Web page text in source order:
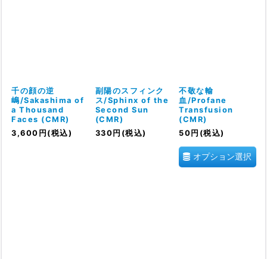
千の顔の逆
嶋/Sakashima of
a Thousand
Faces (CMR)
3,600 円 (税込)
副陽のスフィンク
ス/Sphinx of the
Second Sun
(CMR)
330 円 (税込)
不敬な輸
血/Profane
Transfusion
(CMR)
50 円 (税込)
オプション選択